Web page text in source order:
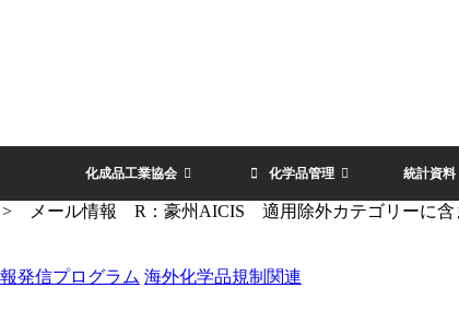
化成品工業協会 化学品管理 統計資料
メール情報 R：豪州AICIS 適用除外カテゴリーに含
発信プログラム 海外化学品規制関連